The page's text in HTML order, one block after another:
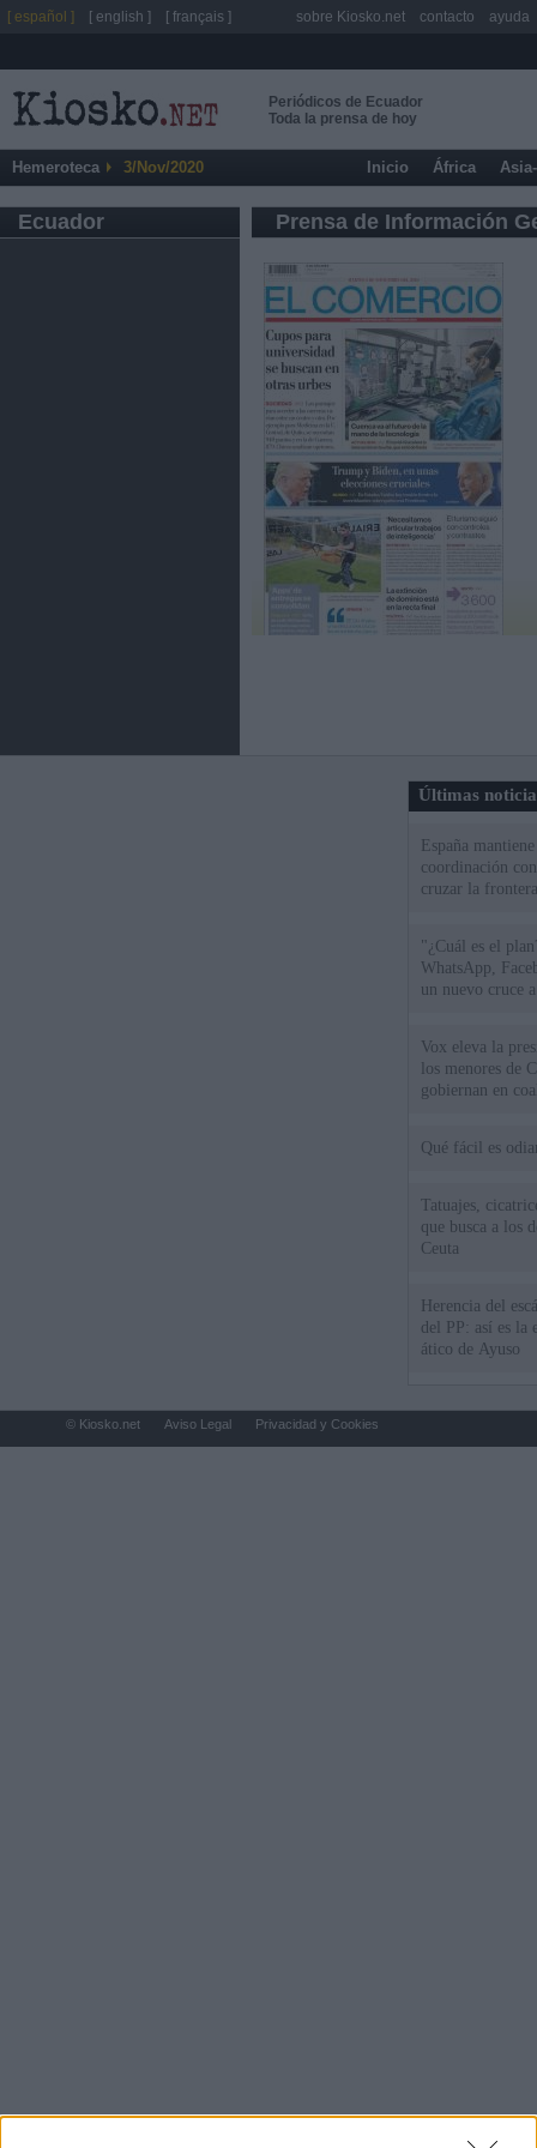
Periódicos de Ecuador
Toda la prensa de hoy
Hemeroteca 3/Nov/2020 Inicio África
Ecuador Prensa de Información
Últimas
España
coordinación
cruzar la
"¿Cuál es el
WhatsApp,
un nuevo cruce
Vox eleva la
los menores de
gobiernan en
Qué fácil es
Tatuajes,
que busca a los
Ceuta
Herencia del
del PP: así es la
ático de Ayuso
[ español ] [ english ] [ français ] sobre Kiosko.net contacto ayuda
© Kiosko.net Aviso Legal Privacidad y Cookies